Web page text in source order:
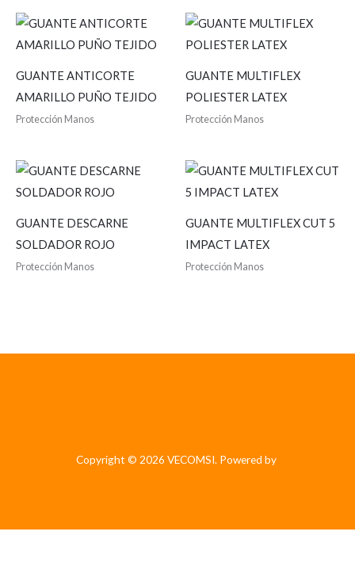
GUANTE ANTICORTE
AMARILLO PUÑO TEJIDO
Protección Manos
GUANTE MULTIFLEX
POLIESTER LATEX
Protección Manos
GUANTE DESCARNE
SOLDADOR ROJO
Protección Manos
GUANTE MULTIFLEX CUT 5
IMPACT LATEX
Protección Manos
Copyright © 2026 VECOMSI. Powered by